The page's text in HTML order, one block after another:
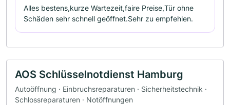
Alles bestens,kurze Wartezeit,faire Preise,Tür ohne
Schäden sehr schnell geöffnet.Sehr zu empfehlen.
AOS Schlüsselnotdienst Hamburg
Autoöffnung · Einbruchsreparaturen · Sicherheitstechnik ·
Schlossreparaturen · Notöffnungen